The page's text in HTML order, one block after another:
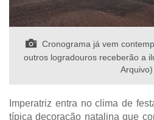
Cronograma já vem
outros logradouros receberão a
Arquivo)
Imperatriz entra no clima de
típica decoração natalina que